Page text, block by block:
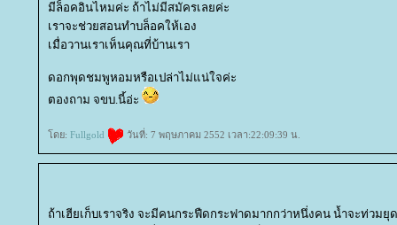
มีล็อคอินไหมค่ะ ถ้าไม่มีสมัครเลยค่ะ
เราจะช่วยสอนทำบล็อคให้เอง
เมื่อวานเราเห็นคุณที่บ้านเรา
ดอกพุดชมพูหอมหรือเปล่าไม่แน่ใจค่ะ
ตองถาม จขบ.นี้อ่ะ
ดย: Fullgold วันที่: 7 พฤษภาคม 2552 เวลา:22:09:39 น.
ถ้าเฮียเก็บเราจริง จะมีคนกระฟืดกระฟาดมากกว่าหนึ่งคน น้ำจะท่วมยุ